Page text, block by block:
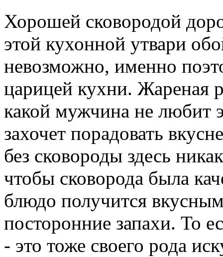
Хорошей сковородой
этой кухонной утвари
невозможно, именно
царицей кухни. Жареная
какой мужчина не любит
захочет порадовать
без сковороды здесь
чтобы сковорода была
блюдо получится
посторонние запахи. То
- это тоже своего рода